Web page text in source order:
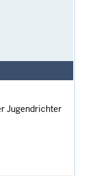
Jugendrichter